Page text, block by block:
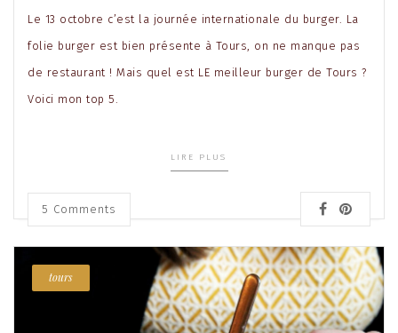
Le 13 octobre c’est la journée internationale du burger. La
folie burger est bien présente à Tours, on ne manque pas
de restaurant ! Mais quel est LE meilleur burger de Tours ?
Voici mon top 5.
LIRE PLUS
5 Comments
tours